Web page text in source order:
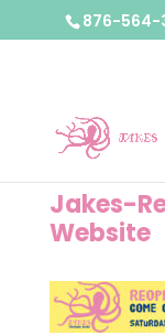
876-564-
Jakes-
Website